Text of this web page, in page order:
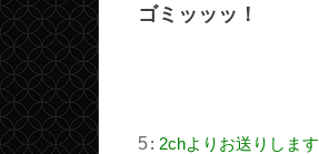
ゴミッッッ！
5: 2chよりお送りします